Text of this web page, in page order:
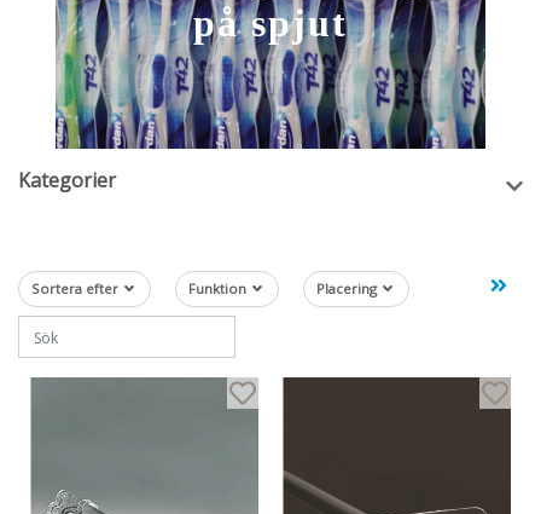
på spjut
Kategorier
Sortera efter Funktion Placering